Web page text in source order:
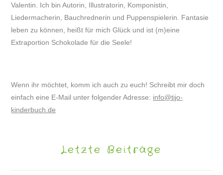
Valentin. Ich bin Autorin, Illustratorin, Komponistin,
Liedermacherin, Bauchrednerin und Puppenspielerin. Fantasie
leben zu können, heißt für mich Glück und ist (m)eine
Extraportion Schokolade für die Seele!
Wenn ihr möchtet, komm ich auch zu euch! Schreibt mir doch
einfach eine E-Mail unter folgender Adresse: info@tijo-
kinderbuch.de
Letzte Beiträge